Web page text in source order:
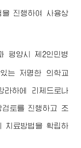
진행하여 사용상
평양시 제2인민병
는 저명한 의학교
라하에 리제드로나
검토를 진행하고 조
치료방법을 확립하